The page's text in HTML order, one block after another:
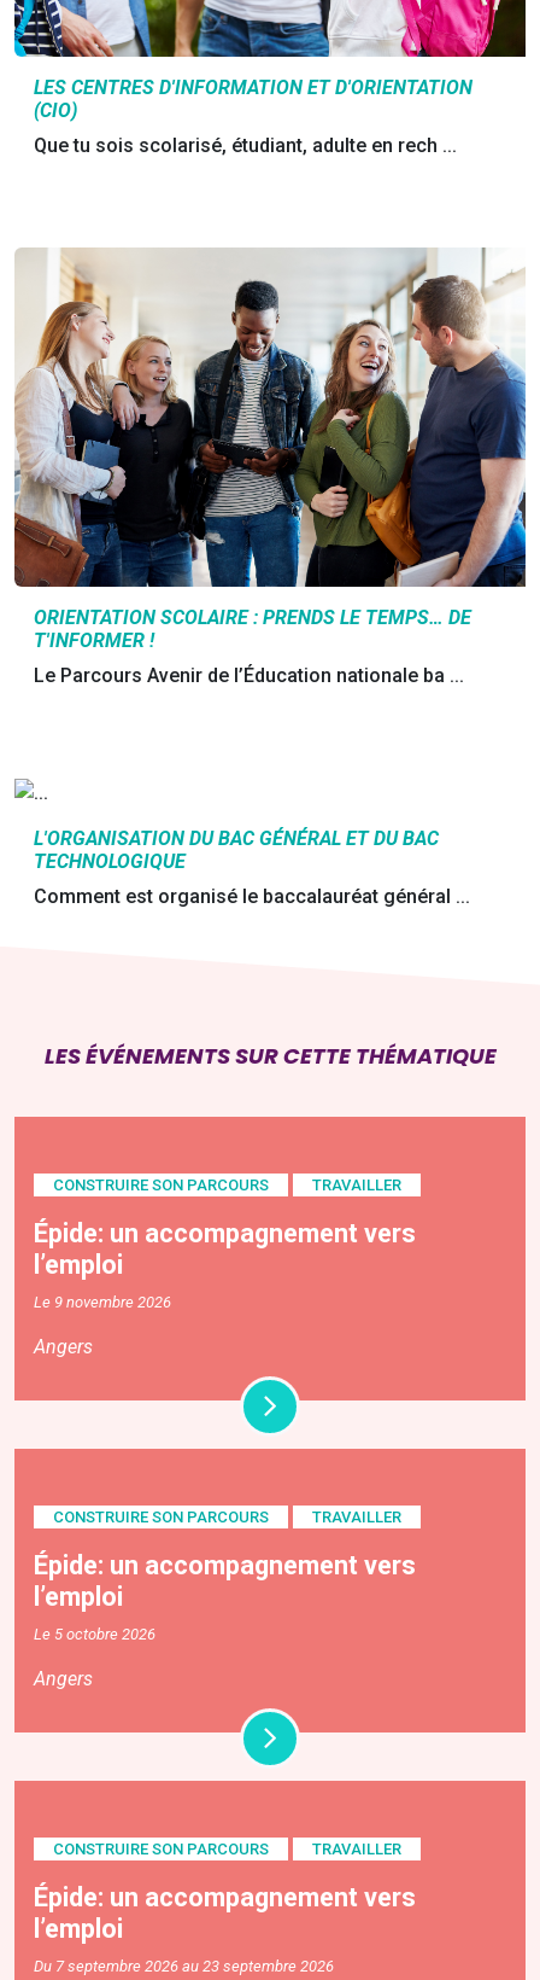
LES CENTRES D'INFORMATION ET D'ORIENTATION
(CIO)
Que tu sois scolarisé, étudiant, adulte en rech ...
ORIENTATION SCOLAIRE : PRENDS LE TEMPS… DE
T'INFORMER !
Le Parcours Avenir de l’Éducation nationale ba ...
L'ORGANISATION DU BAC GÉNÉRAL ET DU BAC
TECHNOLOGIQUE
Comment est organisé le baccalauréat général ...
LES ÉVÉNEMENTS SUR CETTE THÉMATIQUE
CONSTRUIRE SON PARCOURS TRAVAILLER
Épide: un accompagnement vers
l’emploi
Le 9 novembre 2026
Angers
CONSTRUIRE SON PARCOURS TRAVAILLER
Épide: un accompagnement vers
l’emploi
Le 5 octobre 2026
Angers
CONSTRUIRE SON PARCOURS TRAVAILLER
Épide: un accompagnement vers
l’emploi
Du 7 septembre 2026 au 23 septembre 2026